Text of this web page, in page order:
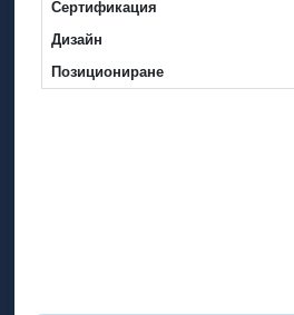
Сертификация
Дизайн
Позициониране